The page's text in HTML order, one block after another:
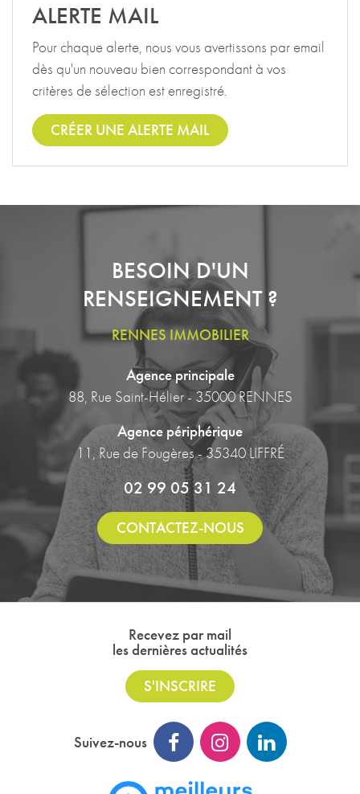
ALERTE MAIL
Pour chaque alerte, nous vous avertissons par email
dès qu'un nouveau bien correspondant à vos
critères de sélection est enregistré.
CRÉER UNE ALERTE MAIL
BESOIN D'UN
RENSEIGNEMENT ?
RENNES IMMOBILIER
Agence principale
88, Rue Saint-Hélier - 35000 RENNES
Agence périphérique
11, Rue de Fougères - 35340 LIFFRÉ
02 99 05 31 24
CONTACTEZ-NOUS
Recevez par mail
les dernières actualités
S'INSCRIRE
Suivez-nous